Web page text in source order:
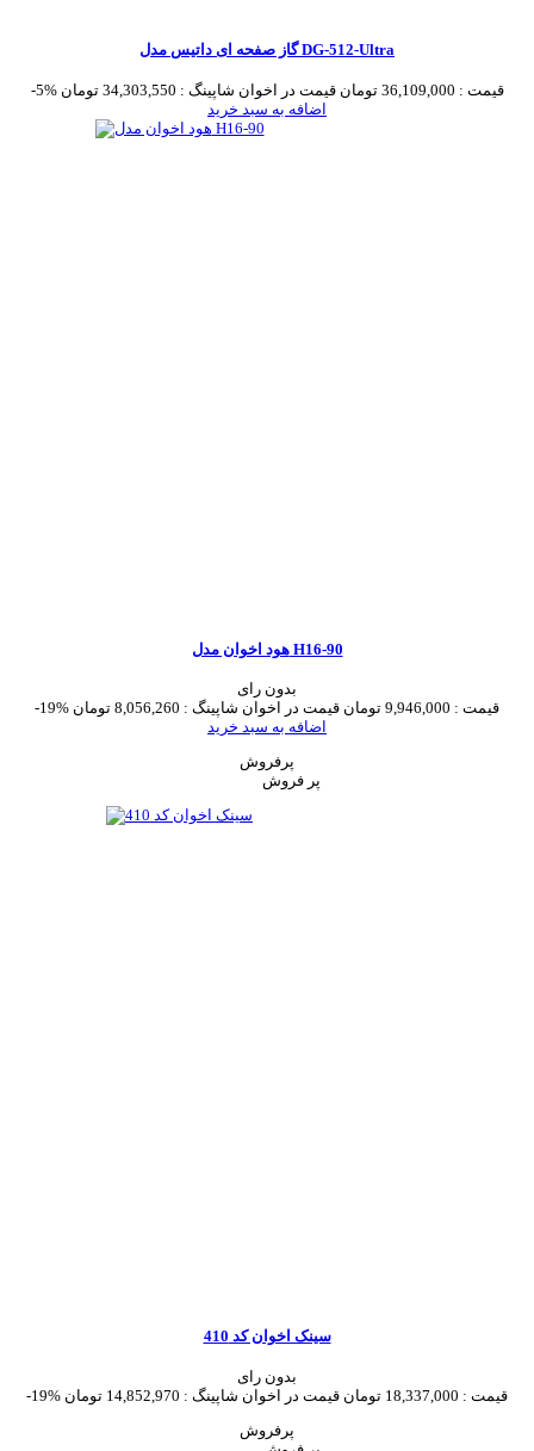
گاز صفحه ای داتیس مدل DG-512-Ultra
-5% قیمت : 36,109,000 تومان قیمت در اخوان شاپینگ : 34,303,550 تومان
اضافه به سبد خرید
هود اخوان مدل H16-90
بدون رای
-19%
قیمت : 9,946,000 تومان قیمت در اخوان شاپینگ : 8,056,260 تومان
اضافه به سبد خرید
پرفروش
سینک اخوان کد 410
بدون رای
-19%
قیمت : 18,337,000 تومان قیمت در اخوان شاپینگ : 14,852,970 تومان
پرفروش